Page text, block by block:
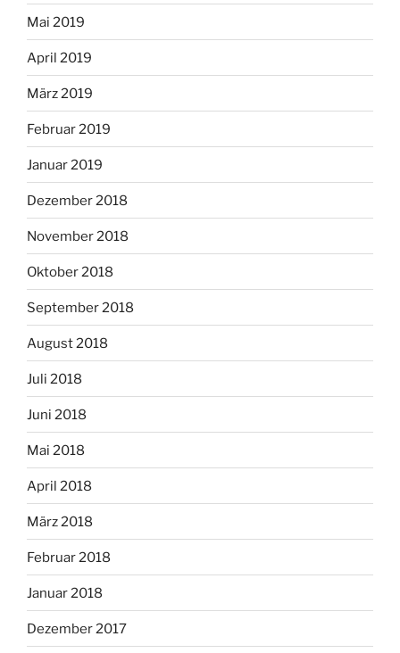
Mai 2019
April 2019
März 2019
Februar 2019
Januar 2019
Dezember 2018
November 2018
Oktober 2018
September 2018
August 2018
Juli 2018
Juni 2018
Mai 2018
April 2018
März 2018
Februar 2018
Januar 2018
Dezember 2017